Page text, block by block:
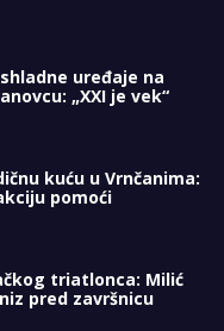
uređaje na
„XXI je vek“
kuću u Vrnčanima:
pomoći
triatlonca: Milić
pred završnicu